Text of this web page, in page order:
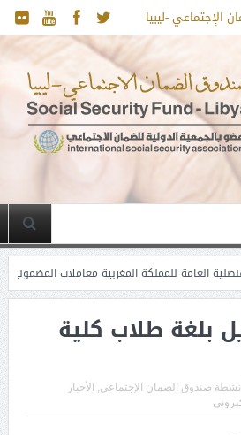
الإجتماعي -ليبيا
المغربية معاملات المضمونين المغاربة
بلغة طلاب كلية
أنشطة صندوق الصمان الإجتماعي, الأخبار